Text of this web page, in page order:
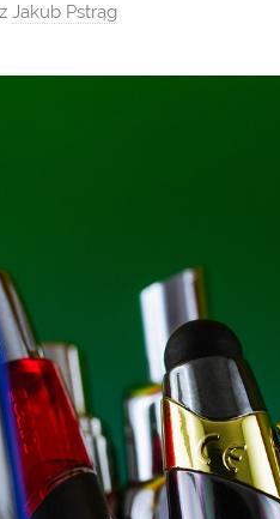
Jakub Pstrąg